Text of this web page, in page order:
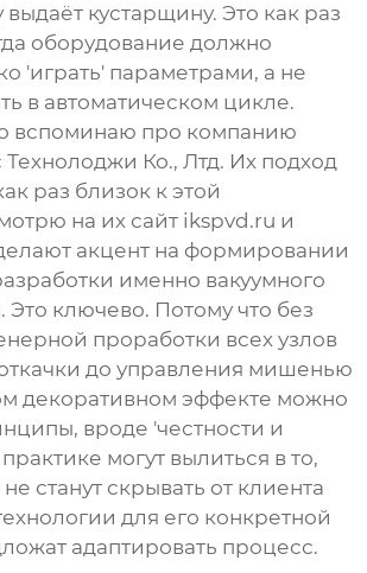
кустарщину. Это как раз
оборудование должно
'играть' параметрами, а не
в автоматическом цикле.
вспоминаю про компанию
Ко., Лтд. Их подход
раз близок к этой
на их сайт ikspvd.ru и
акцент на формировании
именно вакуумного
Это ключево. Потому что без
проработки всех узлов
до управления мишенью
декоративном эффекте можно
вроде 'честности и
могут вылиться в то,
станут скрывать от клиента
для его конкретной
адаптировать процесс.